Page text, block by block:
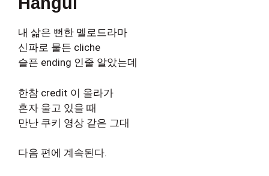
내 삶은 뻔한 멜로드라마
신파로 물든 cliche
슬픈 ending 인줄 알았는데
한참 credit 이 올라가
혼자 울고 있을 때
만난 쿠키 영상 같은 그대
다음 편에 계속된다.